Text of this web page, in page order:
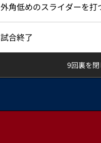
外角低めのスライダーを
試合終了
9回裏を閉